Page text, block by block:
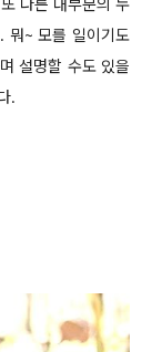
다른 대부분의 누
뭐~ 모를 일이기도
설명할 수도 있을
.